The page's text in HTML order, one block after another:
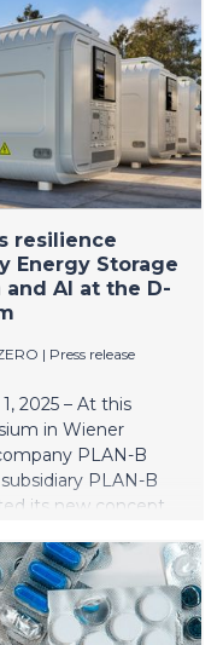
resilience
Energy Storage
and AI at the D-
| Press release
2025 – At this
in Wiener
PLAN-B
PLAN-B
its new concept
model integrates
green
(AI) into a flexible,
to stabilise